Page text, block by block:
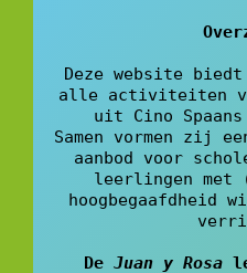
Deze website
alle activiteiten
uit Cino
Samen vormen zij
aanbod voor
leerlingen met
hoogbegaafdheid
De Juan y Rosa